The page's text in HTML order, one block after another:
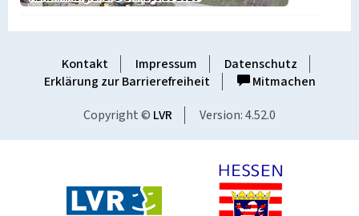
Kontakt Impressum
Datenschutz
Erklärung zur Barrierefreiheit
Mitmachen
Copyright © LVR Version: 4.52.0